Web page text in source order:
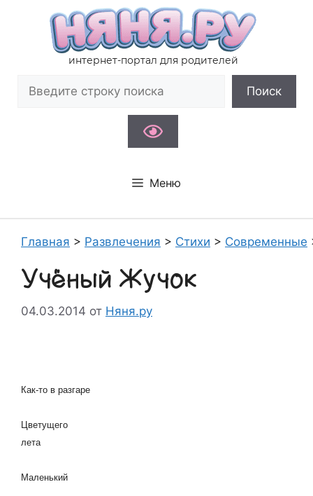
содержимому
интернет-портал для родителей
Поиск
Меню
Главная > Развлечения > Стихи > Современные
Учёный Жучок
04.03.2014 от Няня.ру
Как-то в разгаре
Цветущего
лета
Маленький